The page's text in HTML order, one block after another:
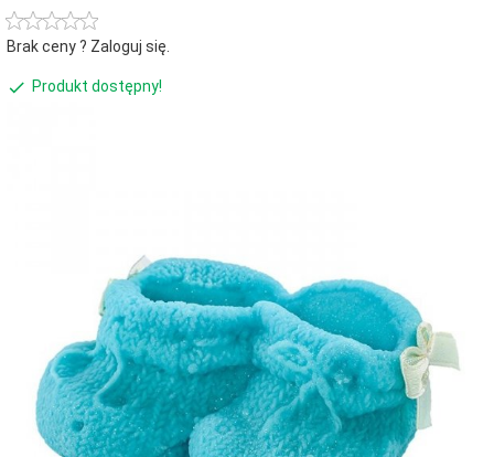
Brak ceny ? Zaloguj się.
Produkt dostępny!